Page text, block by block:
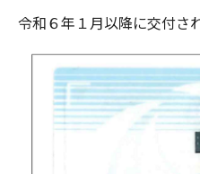
令和６年１月以降に交付さ